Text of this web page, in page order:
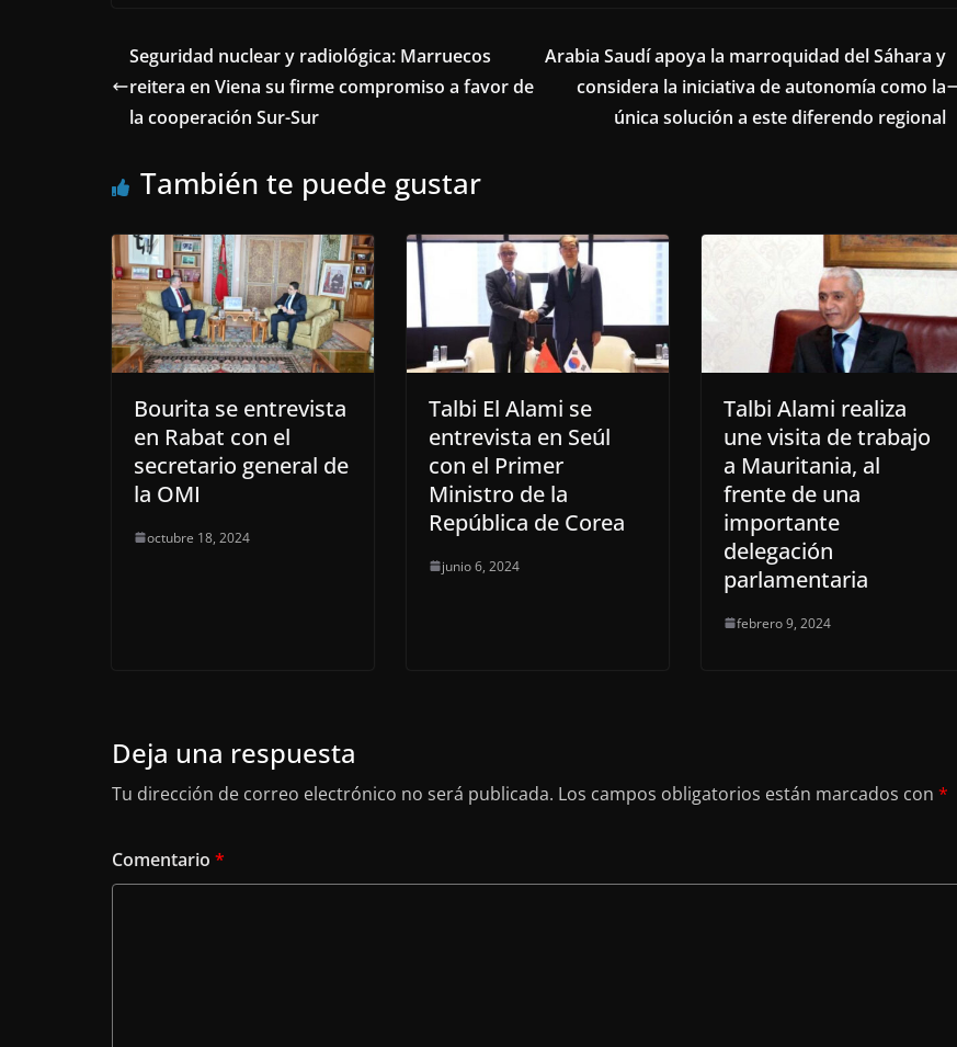
Seguridad nuclear y radiológica: Marruecos
reitera en Viena su firme compromiso a favor de
la cooperación Sur-Sur
Arabia Saudí apoya la marroquidad del Sáhara y
considera la iniciativa de autonomía como la
única solución a este diferendo regional
También te puede gustar
Bourita se entrevista
en Rabat con el
secretario general de
la OMI
octubre 18, 2024
Talbi El Alami se
entrevista en Seúl
con el Primer
Ministro de la
República de Corea
junio 6, 2024
Talbi Alami realiza
une visita de trabajo
a Mauritania, al
frente de una
importante
delegación
parlamentaria
febrero 9, 2024
Deja una respuesta
Tu dirección de correo electrónico no será publicada. Los campos obligatorios están marcados con *
Comentario *